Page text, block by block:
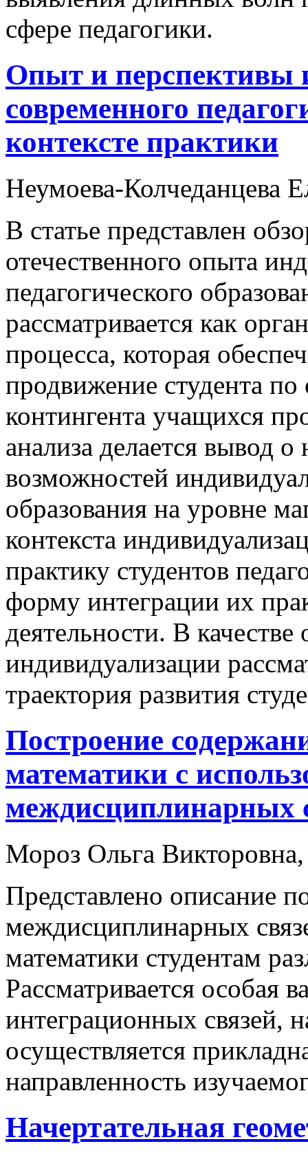
сфере педагогики.
Опыт и перспективы
современного
контексте практики
Неумоева-Колчеданцева
В статье представлен
отечественного опыта
педагогического
рассматривается как
процесса, которая
продвижение студента
контингента учащихся
анализа делается вывод
возможностей
образования на уровне
контекста
практику студентов
форму интеграции их
деятельности. В качестве
индивидуализации
траектория развития
Построение
математики с
междисциплинарных
Мороз Ольга
Представлено описание
междисциплинарных
математики студентам
Рассматривается особая
интеграционных связей,
осуществляется
направленность
Начертательная